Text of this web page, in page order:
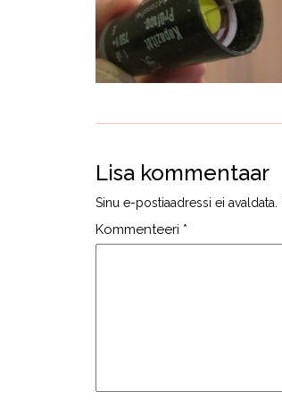
Lisa kommentaar
Sinu e-postiaadressi ei avaldata.
Kommenteeri *